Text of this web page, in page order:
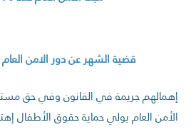
قضية الشهر عن دور الامن
إهمالهم جريمة في القانون وفي حق
الأمن العام يولي حماية حقوق الأطفال